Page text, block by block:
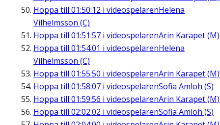
Hoppa till 01:50:12 i videospelarenHelena
Vilhelmsson (C)
Hoppa till 01:51:57 i videospelarenArin Karapet (M)
Hoppa till 01:54:01 i videospelarenHelena
Vilhelmsson (C)
Hoppa till 01:55:50 i videospelarenArin Karapet (M)
Hoppa till 01:58:07 i videospelarenSofia Amloh (S)
Hoppa till 01:59:56 i videospelarenArin Karapet (M)
Hoppa till 02:02:02 i videospelarenSofia Amloh (S)